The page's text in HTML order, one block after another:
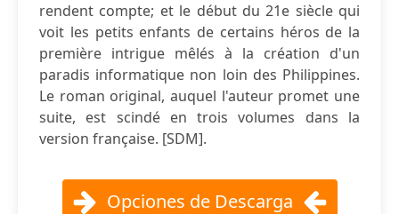
rendent compte; et le début du 21e siècle qui
voit les petits enfants de certains héros de la
première intrigue mêlés à la création d'un
paradis informatique non loin des Philippines.
Le roman original, auquel l'auteur promet une
suite, est scindé en trois volumes dans la
version française. [SDM].
Opciones de Descarga